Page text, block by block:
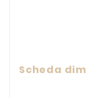
Scheda